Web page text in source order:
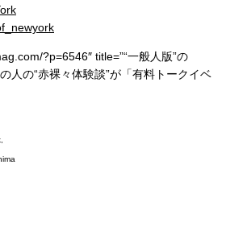
?p=6546″ title=”“一般人版”の
人の“赤裸々体験談”が「有料トークイベ